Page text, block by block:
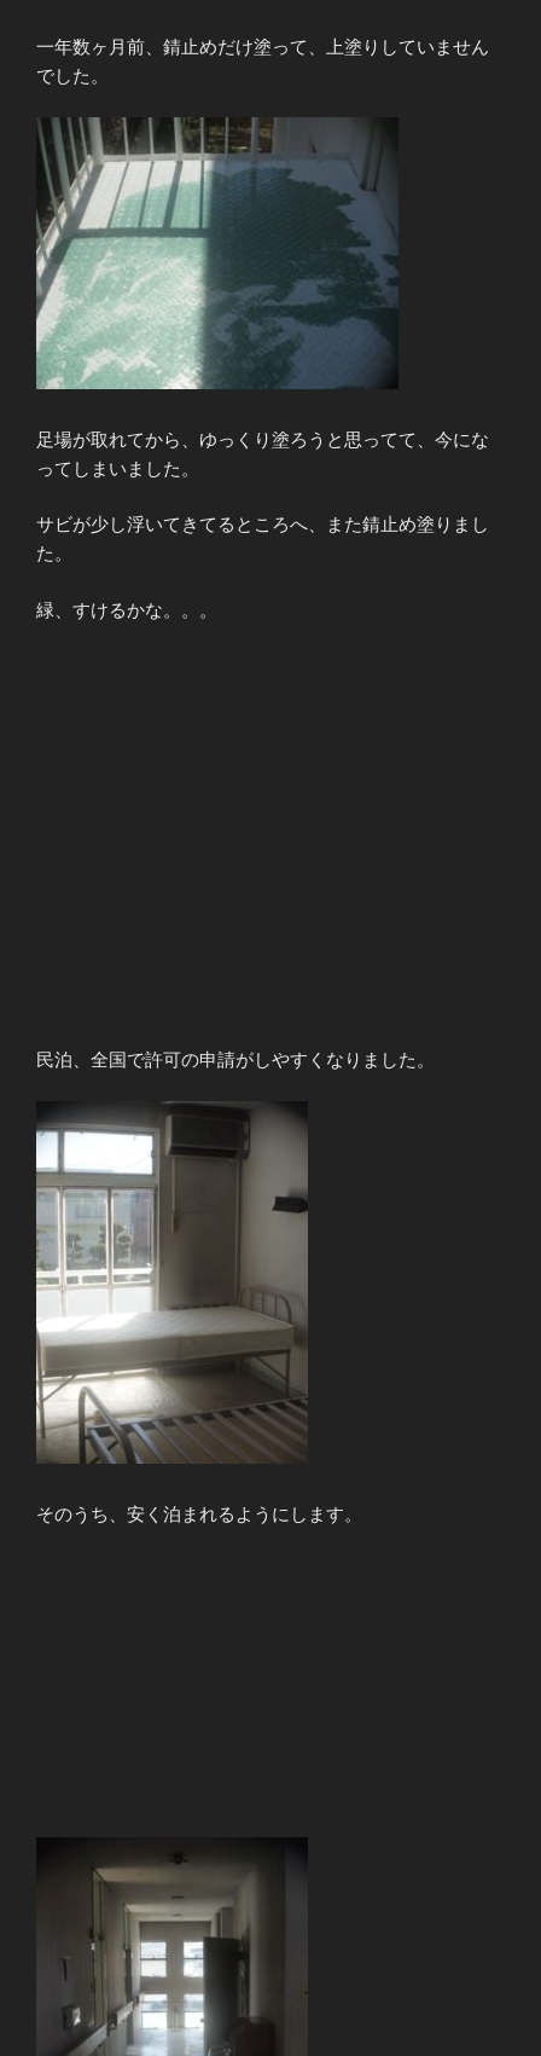
一年数ヶ月前、錆止めだけ塗って、上塗りしていません
でした。
足場が取れてから、ゆっくり塗ろうと思ってて、今にな
ってしまいました。
サビが少し浮いてきてるところへ、また錆止め塗りまし
た。
緑、すけるかな。。。
民泊、全国で許可の申請がしやすくなりました。
そのうち、安く泊まれるようにします。